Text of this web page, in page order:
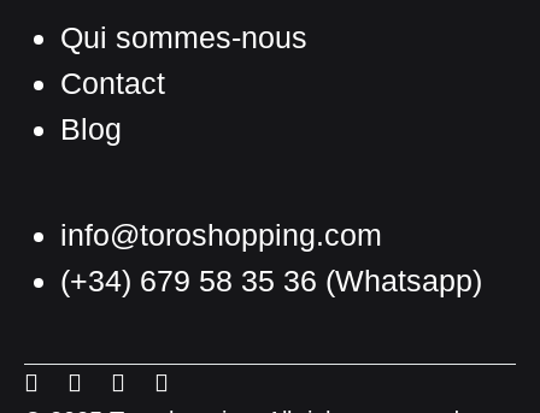
Qui sommes-nous
Contact
Blog
info@toroshopping.com
(+34) 679 58 35 36 (Whatsapp)
Menu Menu Menu
Français